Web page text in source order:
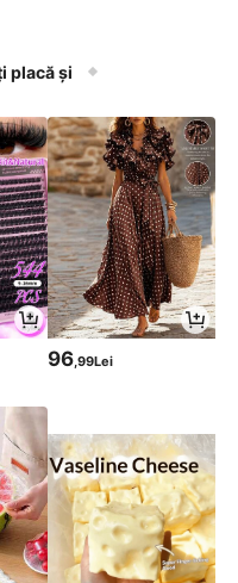
placă și
96 ,99Lei